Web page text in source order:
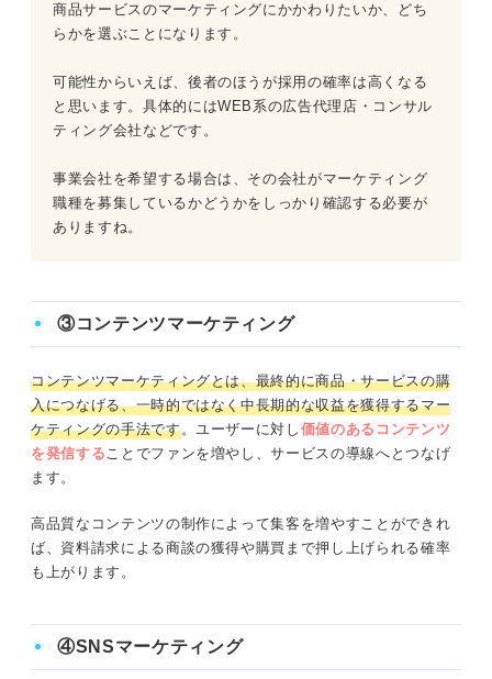
商品サービスのマーケティングにかかわりたいか、どち
らかを選ぶことになります。
可能性からいえば、後者のほうが採用の確率は高くなる
と思います。具体的にはWEB系の広告代理店・コンサル
ティング会社などです。
事業会社を希望する場合は、その会社がマーケティング
職種を募集しているかどうかをしっかり確認する必要が
ありますね。
③コンテンツマーケティング
コンテンツマーケティングとは、最終的に商品・サービスの購
入につなげる、一時的ではなく中長期的な収益を獲得するマー
ケティングの手法です。ユーザーに対し 価値のあるコンテンツ
を発信することでファンを増やし、サービスの導線へとつなげ
ます。
高品質なコンテンツの制作によって集客を増やすことができれ
ば、資料請求による商談の獲得や購買まで押し上げられる確率
も上がります。
④SNSマーケティング